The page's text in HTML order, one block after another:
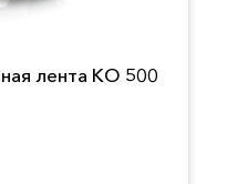
лента KO 500